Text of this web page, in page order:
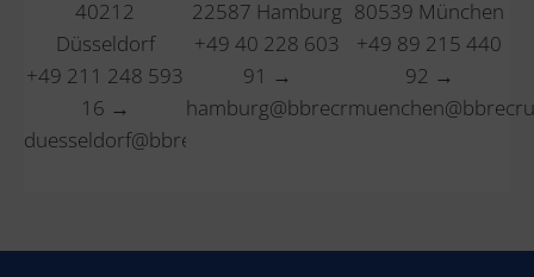
40212
Düsseldorf
+49 211 248 593
16 →
duesseldorf@bbrecruiting.de
22587 Hamburg
+49 40 228 603
91 →
hamburg@bbrecruiting.de
80539 München
+49 89 215 440
92 →